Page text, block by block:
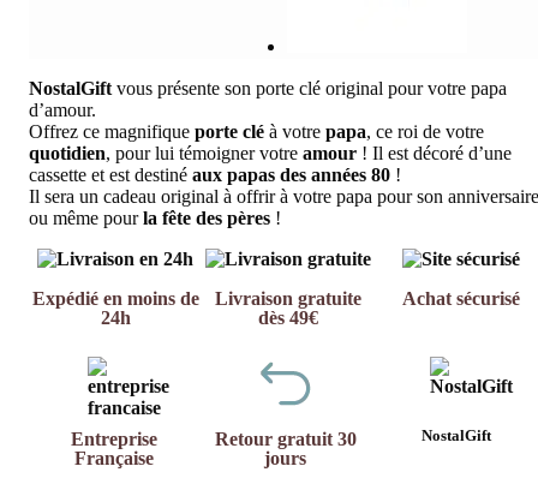
NostalGift vous présente son porte clé original pour votre papa
d’amour.
Offrez ce magnifique porte clé à votre papa, ce roi de votre
quotidien, pour lui témoigner votre amour ! Il est décoré d’une
cassette et est destiné aux papas des années 80 !
Il sera un cadeau original à offrir à votre papa pour son anniversaire
ou même pourla fête des pères !
Expédié en moins de
24h
Livraison gratuite
dès 49€
Achat sécurisé
Entreprise
Française
Retour gratuit 30
jours
NostalGift